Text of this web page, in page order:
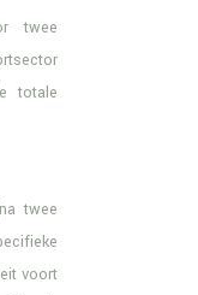
twee
totale
twee
voort